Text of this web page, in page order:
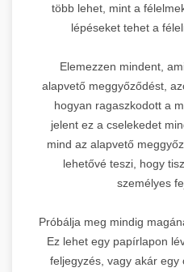
több lehet, mint a
lépéseket tehet a
Elemezzen mindent,
alapvető meggyőződést,
hogyan ragaszkodott a
jelent ez a cselekedet
mind az alapvető
lehetővé teszi, hogy
személyes
Próbálja meg mindig
Ez lehet egy papírlapon
feljegyzés, vagy akár egy